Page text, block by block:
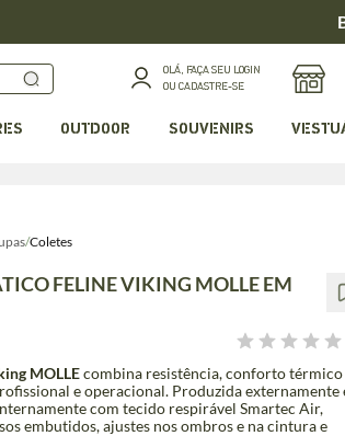
OLÁ, FAÇA SEU LOGIN
OU CADASTRE-SE
OUTDOOR SOUVENIRS
/Coletes
FELINE VIKING MOLLE EM
MOLLEcombina resistência, conforto térmico
e operacional. Produzida externamente
com tecido respirável Smartec Air,
embutidos, ajustes nos ombros e na cintura e